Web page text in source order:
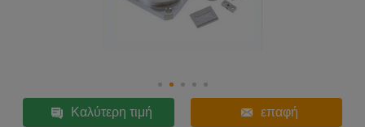
Καλύτερη τιμή επαφή